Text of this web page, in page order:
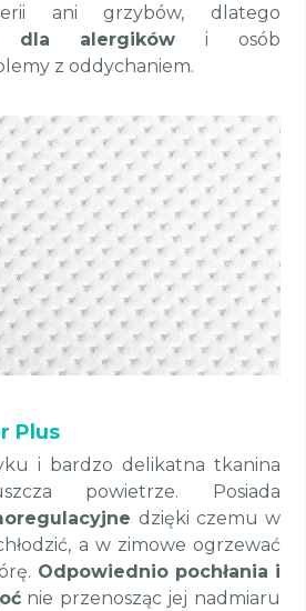
ani grzybów, dlatego
dla alergików i osób
z oddychaniem.
Plus
i bardzo delikatna tkanina
powietrze. Posiada
dzięki czemu w
a w zimowe ogrzewać
Odpowiednio pochłania i
nie przenosząc jej nadmiaru